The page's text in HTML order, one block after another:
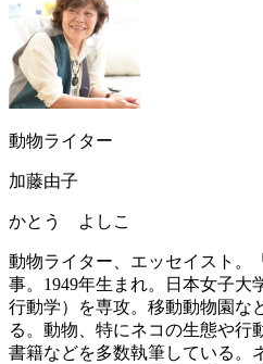
動物ライター
加藤由子
かとう よしこ
動物ライター、エッセイスト。
事。1949年生まれ。日本女子大
行動学）を専攻。移動動物園な
る。動物、特にネコの生態や行
書籍などを多数執筆している。